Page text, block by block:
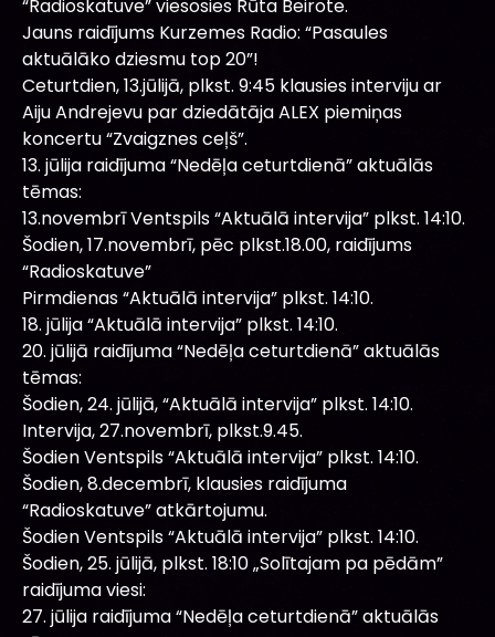
“Radioskatuve” viesosies Rūta Beirote.
Jauns raidījums Kurzemes Radio: “Pasaules
aktuālāko dziesmu top 20”!
Ceturtdien, 13.jūlijā, plkst. 9:45 klausies interviju ar
Aiju Andrejevu par dziedātāja ALEX piemiņas
koncertu “Zvaigznes ceļš”.
13. jūlija raidījuma “Nedēļa ceturtdienā” aktuālās
tēmas:
13.novembrī Ventspils “Aktuālā intervija” plkst. 14:10.
Šodien, 17.novembrī, pēc plkst.18.00, raidījums
“Radioskatuve”
Pirmdienas “Aktuālā intervija” plkst. 14:10.
18. jūlija “Aktuālā intervija” plkst. 14:10.
20. jūlijā raidījuma “Nedēļa ceturtdienā” aktuālās
tēmas:
Šodien, 24. jūlijā, “Aktuālā intervija” plkst. 14:10.
Intervija, 27.novembrī, plkst.9.45.
Šodien Ventspils “Aktuālā intervija” plkst. 14:10.
Šodien, 8.decembrī, klausies raidījuma
“Radioskatuve” atkārtojumu.
Šodien Ventspils “Aktuālā intervija” plkst. 14:10.
Šodien, 25. jūlijā, plkst. 18:10 „Solītajam pa pēdām”
raidījuma viesi:
27. jūlija raidījuma “Nedēļa ceturtdienā” aktuālās